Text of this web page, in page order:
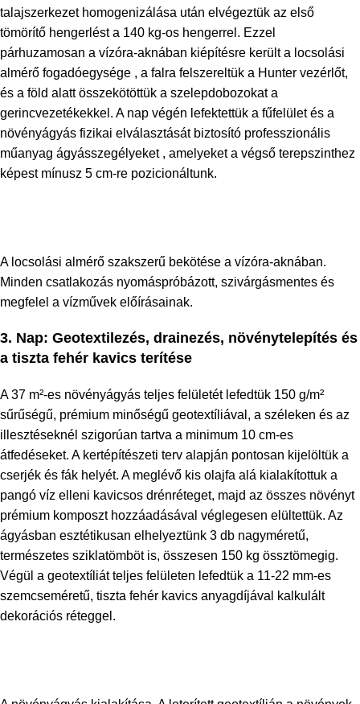
talajszerkezet homogenizálása után elvégeztük az első
tömörítő hengerlést a 140 kg-os hengerrel. Ezzel
párhuzamosan a vízóra-aknában kiépítésre került a locsolási
almérő fogadóegysége , a falra felszereltük a Hunter vezérlőt,
és a föld alatt összekötöttük a szelepdobozokat a
gerincvezetékekkel. A nap végén lefektettük a fűfelület és a
növényágyás fizikai elválasztását biztosító professzionális
műanyag ágyásszegélyeket , amelyeket a végső terepszinthez
képest mínusz 5 cm-re pozicionáltunk.
A locsolási almérő szakszerű bekötése a vízóra-aknában.
Minden csatlakozás nyomáspróbázott, szivárgásmentes és
megfelel a vízművek előírásainak.
3. Nap: Geotextilezés, drainezés, növénytelepítés és
a tiszta fehér kavics terítése
A 37 m²-es növényágyás teljes felületét lefedtük 150 g/m²
sűrűségű, prémium minőségű geotextíliával, a széleken és az
illesztéseknél szigorúan tartva a minimum 10 cm-es
átfedéseket. A kertépítészeti terv alapján pontosan kijelöltük a
cserjék és fák helyét. A meglévő kis olajfa alá kialakítottuk a
pangó víz elleni kavicsos drénréteget, majd az összes növényt
prémium komposzt hozzáadásával véglegesen elültettük. Az
ágyásban esztétikusan elhelyeztünk 3 db nagyméretű,
természetes sziklatömböt is, összesen 150 kg össztömegig.
Végül a geotextíliát teljes felületen lefedtük a 11-22 mm-es
szemcseméretű, tiszta fehér kavics anyagdíjával kalkulált
dekorációs réteggel.